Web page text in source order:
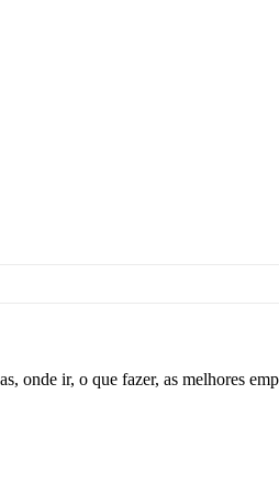
onde ir, o que fazer, as melhores